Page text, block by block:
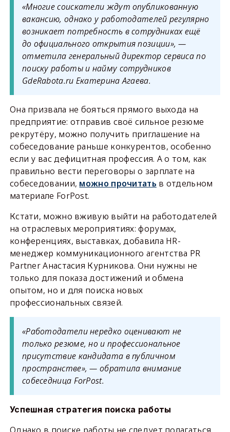
«Многие соискатели ждут опубликованную
вакансию, однако у работодателей регулярно
возникает потребность в сотрудниках ещё
до официального открытия позиции», —
отметила генеральный директор сервиса по
поиску работы и найму сотрудников
GdeRabota.ru Екатерина Агаева.
Она призвала не бояться прямого выхода на
предприятие: отправив своё сильное резюме
рекрутёру, можно получить приглашение на
собеседование раньше конкурентов, особенно
если у вас дефицитная профессия. А о том, как
правильно вести переговоры о зарплате на
собеседовании, можно прочитать в отдельном
материале ForPost.
Кстати, можно вживую выйти на работодателей
на отраслевых мероприятиях: форумах,
конференциях, выставках, добавила HR-
менеджер коммуникационного агентства PR
Partner Анастасия Курникова. Они нужны не
только для показа достижений и обмена
опытом, но и для поиска новых
профессиональных связей.
«Работодатели нередко оценивают не
только резюме, но и профессиональное
присутствие кандидата в публичном
пространстве», — обратила внимание
собеседница ForPost.
Успешная стратегия поиска работы